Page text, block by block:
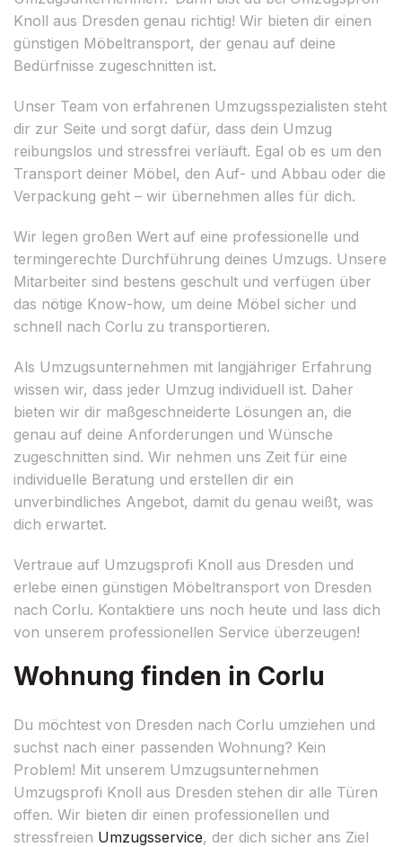
Knoll aus Dresden genau richtig! Wir bieten dir einen
günstigen Möbeltransport, der genau auf deine
Bedürfnisse zugeschnitten ist.
Unser Team von erfahrenen Umzugsspezialisten steht
dir zur Seite und sorgt dafür, dass dein Umzug
reibungslos und stressfrei verläuft. Egal ob es um den
Transport deiner Möbel, den Auf- und Abbau oder die
Verpackung geht – wir übernehmen alles für dich.
Wir legen großen Wert auf eine professionelle und
termingerechte Durchführung deines Umzugs. Unsere
Mitarbeiter sind bestens geschult und verfügen über
das nötige Know-how, um deine Möbel sicher und
schnell nach Corlu zu transportieren.
Als Umzugsunternehmen mit langjähriger Erfahrung
wissen wir, dass jeder Umzug individuell ist. Daher
bieten wir dir maßgeschneiderte Lösungen an, die
genau auf deine Anforderungen und Wünsche
zugeschnitten sind. Wir nehmen uns Zeit für eine
individuelle Beratung und erstellen dir ein
unverbindliches Angebot, damit du genau weißt, was
dich erwartet.
Vertraue auf Umzugsprofi Knoll aus Dresden und
erlebe einen günstigen Möbeltransport von Dresden
nach Corlu. Kontaktiere uns noch heute und lass dich
von unserem professionellen Service überzeugen!
Wohnung finden in Corlu
Du möchtest von Dresden nach Corlu umziehen und
suchst nach einer passenden Wohnung? Kein
Problem! Mit unserem Umzugsunternehmen
Umzugsprofi Knoll aus Dresden stehen dir alle Türen
offen. Wir bieten dir einen professionellen und
stressfreien Umzugsservice, der dich sicher ans Ziel